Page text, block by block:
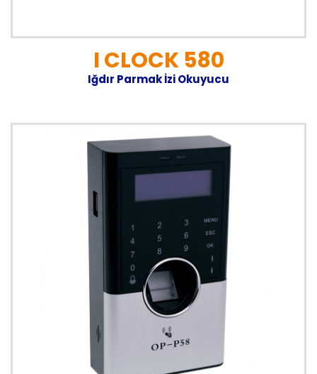
I CLOCK 580
Iğdır Parmak İzi Okuyucu